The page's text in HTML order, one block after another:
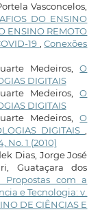
Vasconcelos,
DO ENSINO
ENSINO REMOTO
19
,Conexões
Medeiros,O
DIGITAIS
Medeiros,O
DIGITAIS
Medeiros,O
DIGITAIS
No. 1 (2010)
Dias, Jorge José
Guataçara dos
Propostas com a
e Tecnologia: v.
DE CIÊNCIAS E